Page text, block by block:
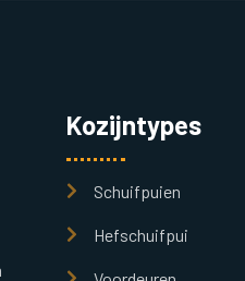
Kozijntypes
Schuifpuien
Hefschuifpui